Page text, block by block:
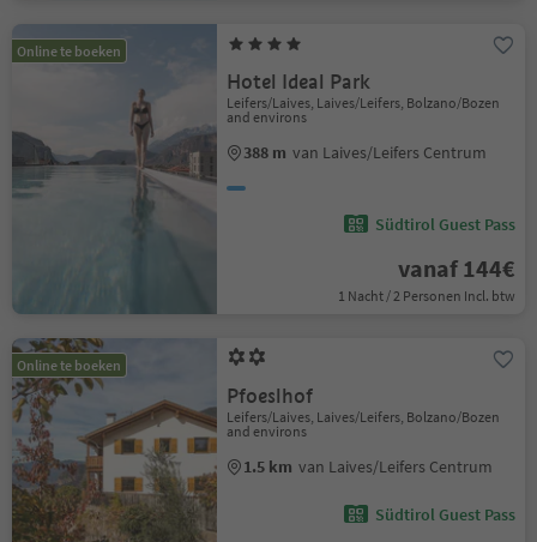
Online te boeken
Hotel Ideal Park
Leifers/Laives, Laives/Leifers, Bolzano/Bozen
and environs
388 m van Laives/Leifers Centrum
Südtirol Guest Pass
vanaf 144€
1 Nacht / 2 Personen Incl. btw
Online te boeken
Pfoeslhof
Leifers/Laives, Laives/Leifers, Bolzano/Bozen
and environs
1.5 km van Laives/Leifers Centrum
Südtirol Guest Pass